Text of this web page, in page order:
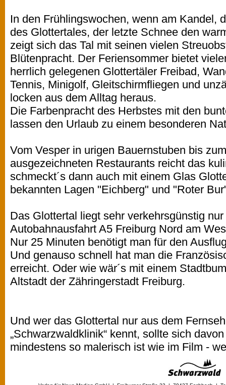
In den Frühlingswochen, wenn am Kandel,
des Glottertales, der letzte Schnee den
zeigt sich das Tal mit seinen vielen
Blütenpracht. Der Feriensommer bietet
herrlich gelegenen Glottertäler Freibad,
Tennis, Minigolf, Gleitschirmfliegen und
locken aus dem Alltag heraus.
Die Farbenpracht des Herbstes mit den
lassen den Urlaub zu einem besonderen
Vom Vesper in urigen Bauernstuben bis
ausgezeichneten Restaurants reicht das
schmeckt´s dann auch mit einem Glas
bekannten Lagen "Eichberg" und "Roter
Das Glottertal liegt sehr verkehrsgünstig
Autobahnausfahrt A5 Freiburg Nord am
Nur 25 Minuten benötigt man für den
Und genauso schnell hat man die
erreicht. Oder wie wär´s mit einem
Altstadt der Zähringerstadt Freiburg.
Und wer das Glottertal nur aus dem
„Schwarzwaldklinik“ kennt, sollte sich
mindestens so malerisch ist wie im Film -